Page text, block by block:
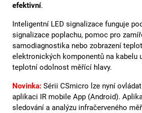
efektivní.
Inteligentní LED signalizace funguje
signalizace poplachu, pomoc pro
samodiagnostika nebo zobrazení
elektronických komponentů na kabelu
teplotní odolnost měřící hlavy.
Novinka: Sérii CSmicro lze nyní
aplikaci IR mobile App (Android).
sledování a analýzu infračerveného